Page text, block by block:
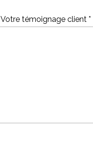
Votre témoignage client *